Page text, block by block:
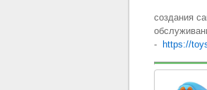
создания
- https://